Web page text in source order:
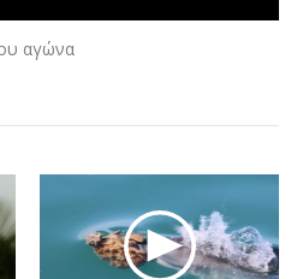
Geek
Νέα
Social
Πολιτική
Οικονομία
αγώνα